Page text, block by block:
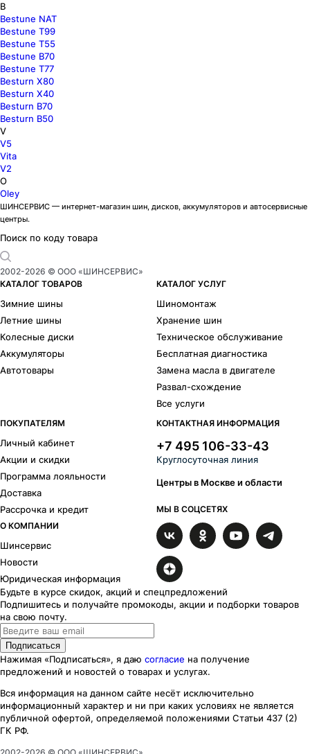
B
Bestune NAT
Bestune T99
Bestune T55
Bestune B70
Bestune T77
Besturn X80
Besturn X40
Besturn B70
Besturn B50
V
V5
Vita
V2
O
Oley
ШИНСЕРВИС — интернет-магазин шин, дисков, аккумуляторов и автосервисные
центры.
Поиск по коду товара
2002-2026 © ООО «ШИНСЕРВИС»
КАТАЛОГ ТОВАРОВ
Зимние шины
Летние шины
Колесные диски
Аккумуляторы
Автотовары
КАТАЛОГ УСЛУГ
Шиномонтаж
Хранение шин
Техническое обслуживание
Бесплатная диагностика
Замена масла в двигателе
Развал-схождение
Все услуги
ПОКУПАТЕЛЯМ
Личный кабинет
Акции и скидки
Программа лояльности
Доставка
Рассрочка и кредит
О КОМПАНИИ
Шинсервис
Новости
Юридическая информация
КОНТАКТНАЯ ИНФОРМАЦИЯ
+7 495 106-33-43
Круглосуточная линия
Центры в Москве и области
МЫ В СОЦСЕТЯХ
Будьте в курсе скидок, акций и спецпредложений
Подпишитесь и получайте промокоды, акции и подборки товаров
на свою почту.
Подписаться
Нажимая «Подписаться», я даю согласие на получение
предложений и новостей о товарах и услугах.
Вся информация на данном сайте несёт исключительно
информационный характер и ни при каких условиях не является
публичной офертой, определяемой положениями Статьи 437 (2)
ГК РФ.